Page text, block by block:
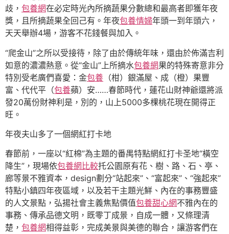
歧， 包養網在必定時光內所摘蔬果分數總和最高者即獲年夜
獎，且所摘蔬果全回己有。年夜包養情婦年頭一到年頭六，
天天舉辦4場，游客不花錢餐與加入。
“爬金山”之所以受接待，除了由於傳統年味，還由於佈滿吉利
如意的濃濃熱意。從“金山”上所摘水包養網果的特殊寄意非分
特別受老廣們喜愛：金包養 （柑）銀滿屋、成（橙）果豐
富、代代平（包養蘋）安……春節時代，蓮花山財神爺還將派
發20萬份財神利是，別的，山上5000多棵桃花現在開得正
旺。
年夜夫山多了一個網紅打卡地
春節前，一座以“紅棉”為主題的番禺特點網紅打卡圣地“橫空
降生”，現場依包養網比較托公園原有花、樹、路、石、亭、
廊等景不雅資本，design劃分“站起來”、“富起來”、“強起來”
特點小鎮四年夜區域，以及若干主題光鮮、內在的事務豐盛
的人文景點，弘揚社會主義焦點價值包養甜心網不雅內在的
事務、傳承品德文明，既零丁成景，自成一體，又條理清
楚， 包養網相得益彰，完成美景與美德的聯合，讓游客們在